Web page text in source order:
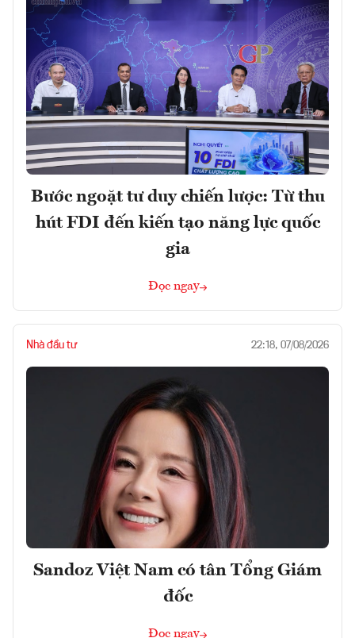
Bước ngoặt tư duy chiến lược: Từ thu
hút FDI đến kiến tạo năng lực quốc
gia
Đọc ngay
Nhà đầu tư 22:18, 07/08/2026
Sandoz Việt Nam có tân Tổng Giám
đốc
Đọc ngay